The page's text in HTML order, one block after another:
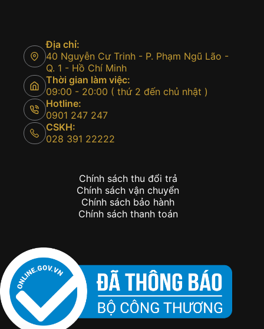
Địa chỉ:
40 Nguyễn Cư Trinh - P. Phạm Ngũ Lão -
Q. 1 - Hồ Chí Minh
Thời gian làm việc:
09:00 - 20:00 ( thứ 2 đến chủ nhật )
Hotline:
0901 247 247
CSKH:
028 391 22222
Chính sách thu đổi trả
Chính sách vận chuyển
Chính sách bảo hành
Chính sách thanh toán